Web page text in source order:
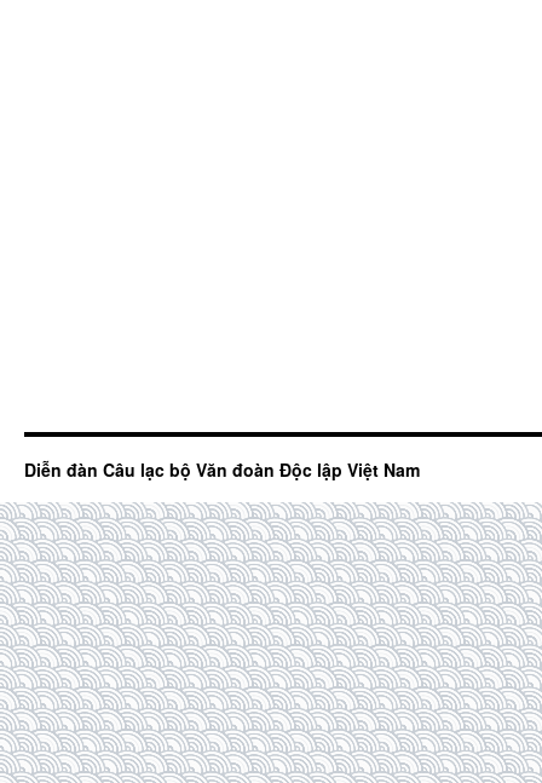
Diễn đàn Câu lạc bộ Văn đoàn Độc lập Việt Nam